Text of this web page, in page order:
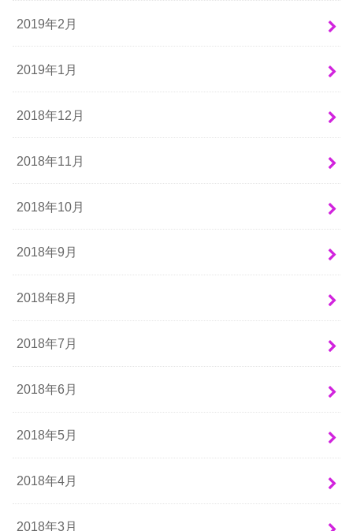
2019年2月
2019年1月
2018年12月
2018年11月
2018年10月
2018年9月
2018年8月
2018年7月
2018年6月
2018年5月
2018年4月
2018年3月